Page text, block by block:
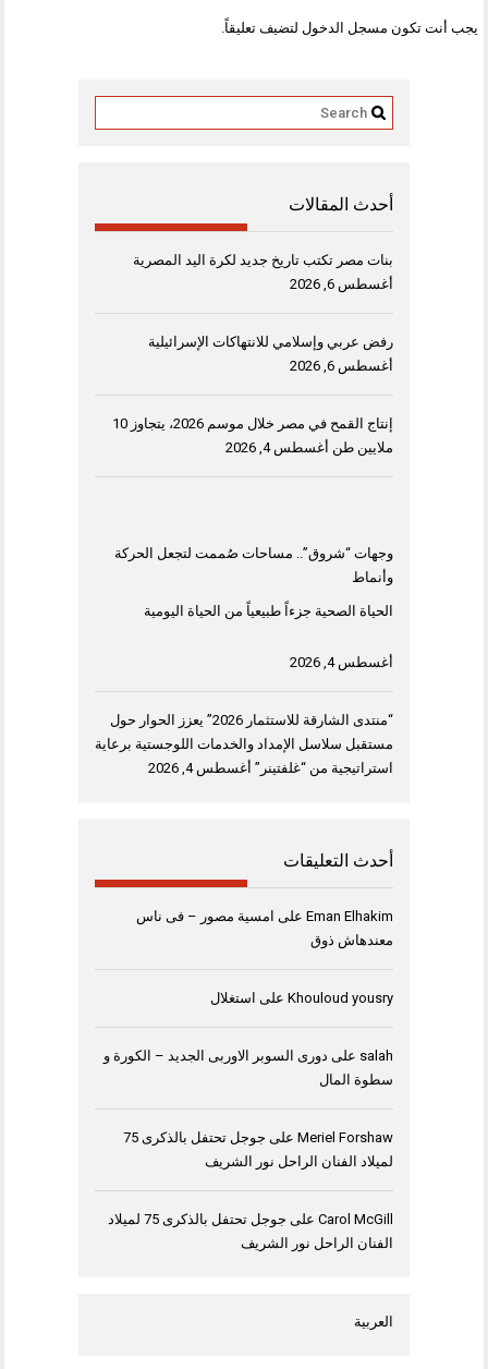
يجب أنت تكون مسجل الدخول لتضيف تعليقاً.
أحدث المقالات
بنات مصر تكتب تاريخ جديد لكرة اليد المصرية
أغسطس 6, 2026
رفض عربي وإسلامي للانتهاكات الإسرائيلية
أغسطس 6, 2026
إنتاج القمح في مصر خلال موسم 2026، يتجاوز 10
ملايين طن أغسطس 4, 2026
وجهات “شروق”.. مساحات صُممت لتجعل الحركة
وأنماط
الحياة الصحية جزءاً طبيعياً من الحياة اليومية
أغسطس 4, 2026
“منتدى الشارقة للاستثمار 2026” يعزز الحوار حول
مستقبل سلاسل الإمداد والخدمات اللوجستية برعاية
استراتيجية من “غلفتينر” أغسطس 4, 2026
أحدث التعليقات
Eman Elhakim على امسية مصور – فى ناس
معندهاش ذوق
Khouloud yousry على استغلال
salah على دورى السوبر الاوربى الجديد – الكورة و
سطوة المال
Meriel Forshaw على
جوجل تحتفل بالذكرى 75
لميلاد الفنان الراحل نور الشريف
Carol McGill على
جوجل تحتفل بالذكرى 75 لميلاد
الفنان الراحل نور الشريف
العربية